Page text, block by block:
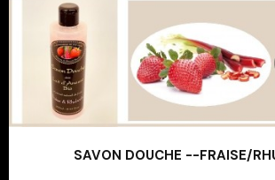
SAVON DOUCHE --FRAISE/